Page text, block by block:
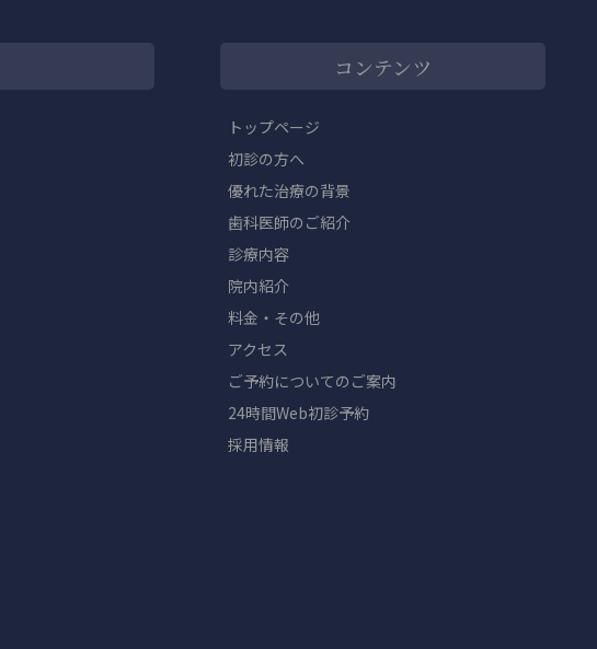
コンテンツ
トップページ
初診の方へ
優れた治療の背景
歯科医師のご紹介
診療内容
院内紹介
料金・その他
アクセス
ご予約についてのご案内
24時間Web初診予約
採用情報